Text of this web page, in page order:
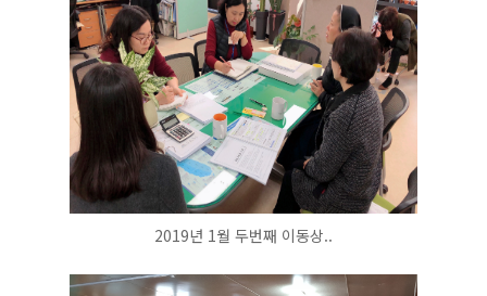
2019년 1월 두번째 이동상..